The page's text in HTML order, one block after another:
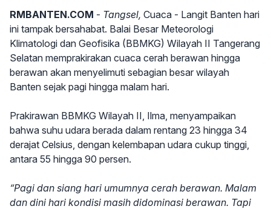
RMBANTEN.COM - Tangsel, Cuaca - Langit Banten hari
ini tampak bersahabat. Balai Besar Meteorologi
Klimatologi dan Geofisika (BBMKG) Wilayah II Tangerang
Selatan memprakirakan cuaca cerah berawan hingga
berawan akan menyelimuti sebagian besar wilayah
Banten sejak pagi hingga malam hari.
Prakirawan BBMKG Wilayah II, Ilma, menyampaikan
bahwa suhu udara berada dalam rentang 23 hingga 34
derajat Celsius, dengan kelembapan udara cukup tinggi,
antara 55 hingga 90 persen.
“Pagi dan siang hari umumnya cerah berawan. Malam
dan dini hari kondisi masih didominasi berawan. Tapi